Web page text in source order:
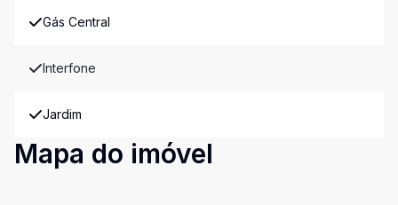
Gás Central
Interfone
Jardim
Mapa do imóvel